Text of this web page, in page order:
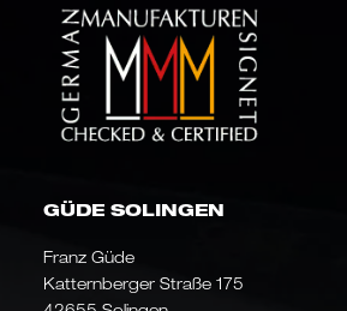
GÜDE SOLINGEN
Franz Güde
Katternberger Straße 175